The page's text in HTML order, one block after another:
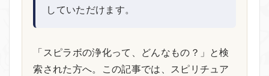
していただけます。
「スピラボの浄化って、どんなもの？」と検
索された方へ。この記事では、スピリチュア